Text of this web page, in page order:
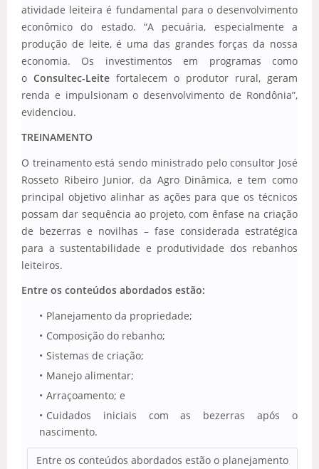
atividade leiteira é fundamental para o desenvolvimento
econômico do estado. “A pecuária, especialmente a
produção de leite, é uma das grandes forças da nossa
economia. Os investimentos em programas como
o Consultec-Leite fortalecem o produtor rural, geram
renda e impulsionam o desenvolvimento de Rondônia”,
evidenciou.
TREINAMENTO
O treinamento está sendo ministrado pelo consultor José
Rosseto Ribeiro Junior, da Agro Dinâmica, e tem como
principal objetivo alinhar as ações para que os técnicos
possam dar sequência ao projeto, com ênfase na criação
de bezerras e novilhas – fase considerada estratégica
para a sustentabilidade e produtividade dos rebanhos
leiteiros.
Entre os conteúdos abordados estão:
Planejamento da propriedade;
Composição do rebanho;
Sistemas de criação;
Manejo alimentar;
Arraçoamento; e
Cuidados iniciais com as bezerras após o
nascimento.
Entre os conteúdos abordados estão o planejamento